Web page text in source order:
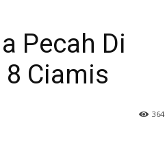
Pecah Di
Ciamis
364